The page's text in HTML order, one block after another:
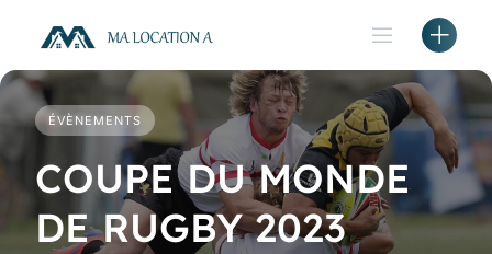
content
ÉVÈNEMENTS
COUPE DU MONDE
DE RUGBY 2023